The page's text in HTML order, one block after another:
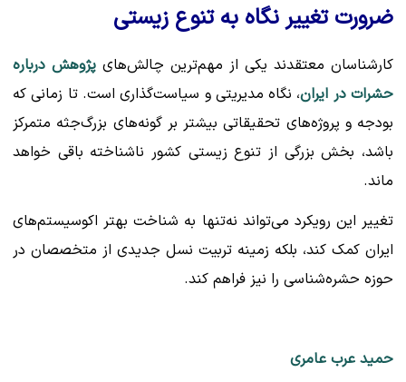
ضرورت تغییر نگاه به تنوع زیستی
کارشناسان معتقدند یکی از مهم‌ترین چالش‌های پژوهش درباره
حشرات در ایران، نگاه مدیریتی و سیاست‌گذاری است. تا زمانی که
بودجه و پروژه‌های تحقیقاتی بیشتر بر گونه‌های بزرگ‌جثه متمرکز
باشد، بخش بزرگی از تنوع زیستی کشور ناشناخته باقی خواهد
ماند.
تغییر این رویکرد می‌تواند نه‌تنها به شناخت بهتر اکوسیستم‌های
ایران کمک کند، بلکه زمینه تربیت نسل جدیدی از متخصصان در
حوزه حشره‌شناسی را نیز فراهم کند.
حمید عرب عامری